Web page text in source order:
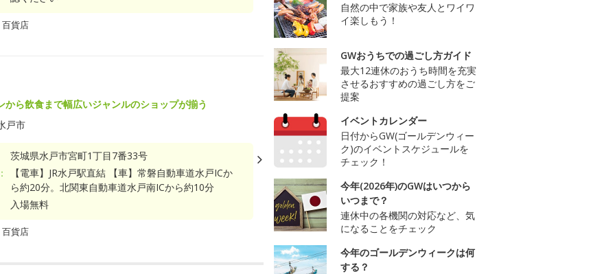
貨店
から飲食まで幅広いジャンルのショップが揃う
戸市
茨城県水戸市宮町1丁目7番33号
【電車】JR水戸駅直結 【車】常磐自動車道水戸ICか
ら約20分。北関東自動車道水戸南ICから約10分
入場無料
貨店
自然の中で家族や友人とワイワ
イ楽しもう！
GWおうちでの過ごし方ガイド
最大12連休のおうち時間を充実
させるおすすめの過ごし方をご
提案
イベントカレンダー
日付からGW(ゴールデンウィー
ク)のイベントスケジュールを
チェック！
今年(2026年)のGWはいつから
いつまで？
連休中の各機関の対応など、気
になることをチェック
今年のゴールデンウィークは何
する？